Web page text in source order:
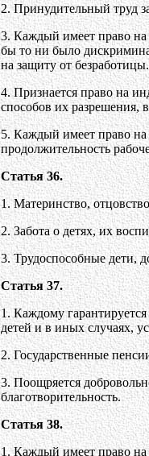
2. Принудительный труд
3. Каждый имеет право на
бы то ни было
на защиту от безработицы.
4. Признается право на
способов их разрешения,
5. Каждый имеет право на
продолжительность
Статья 36.
1. Материнство,
2. Забота о детях, их
3. Трудоспособные дети,
Статья 37.
1. Каждому
детей и в иных случаях,
2. Государственные
3. Поощряется
благотворительность.
Статья 38.
1. Каждый имеет право